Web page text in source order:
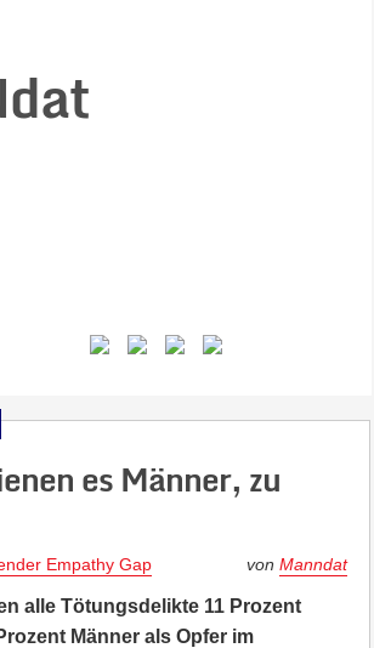
es Männer, zu
Empathy Gap vonManndat
alle Tötungsdelikte 11 Prozent
Männer als Opfer im